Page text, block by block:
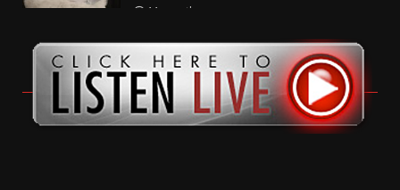
11 months ago